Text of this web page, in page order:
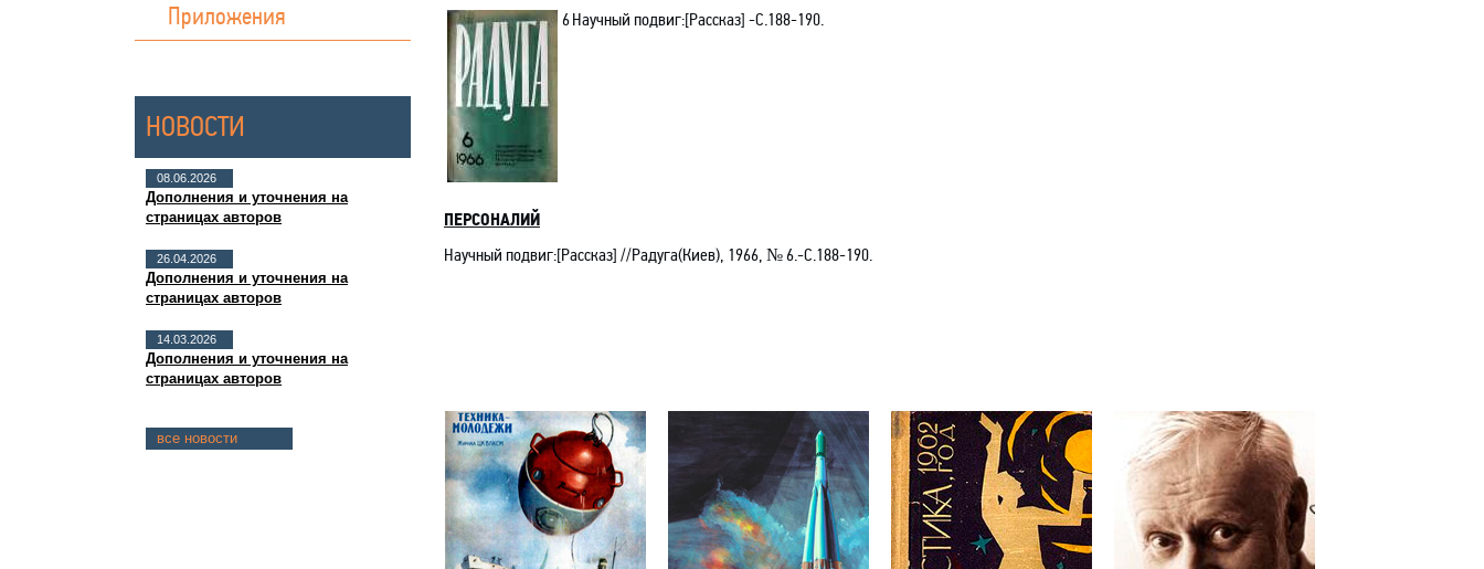
Приложения
НОВОСТИ
08.06.2026
Дополнения и уточнения на
страницах авторов
26.04.2026
Дополнения и уточнения на
страницах авторов
14.03.2026
Дополнения и уточнения на
страницах авторов
все новости
6Научный подвиг:[Рассказ] -C.188-190.
ПЕРСОНАЛИЙ
Научный подвиг:[Рассказ] //Радуга(Киев), 1966, № 6.-C.188-190.